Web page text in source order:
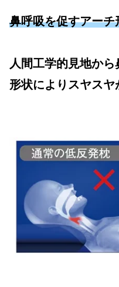
鼻呼吸を促すアーチ
人間工学的見地から
形状によりスヤスヤ